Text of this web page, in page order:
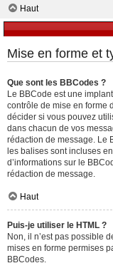
Haut
Mise en forme et
Que sont les BBCodes ?
Le BBCode est une
contrôle de mise en forme
décider si vous pouvez
dans chacun de vos
rédaction de message. Le
les balises sont incluses
d’informations sur le
rédaction de message.
Haut
Puis-je utiliser le HTML ?
Non, il n’est pas possible
mises en forme permises
BBCodes.